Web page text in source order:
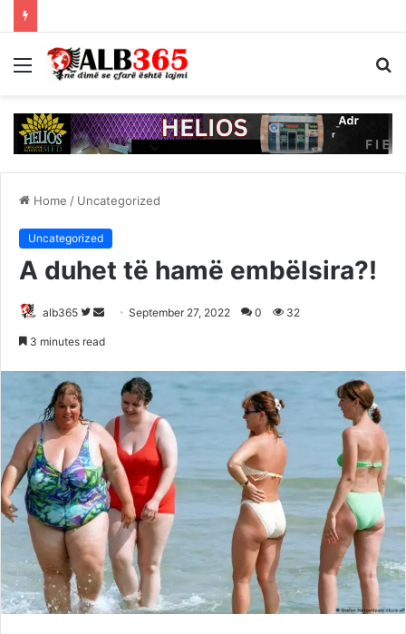
Menu
Home / Uncategorized
Uncategorized
A duhet të hamë embëlsira?!
alb365
Follow
Send September 27, 2022 0 32
3 minutes read